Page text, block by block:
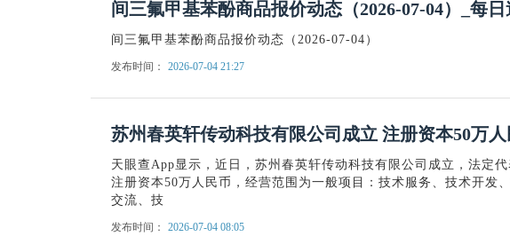
间三氟甲基苯酚商品报价动态（2026-07-04）_每
间三氟甲基苯酚商品报价动态（2026-07-04）
发布时间： 2026-07-04 21:27
苏州春英轩传动科技有限公司成立 注册资本50万人
天眼查App显示，近日，苏州春英轩传动科技有限公司成立，法定代
注册资本50万人民币，经营范围为一般项目：技术服务、技术开发
交流、技
发布时间： 2026-07-04 08:05